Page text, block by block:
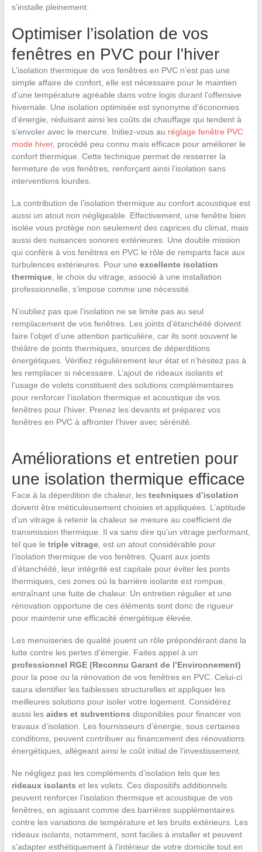
s’installe pleinement.
Optimiser l’isolation de vos
fenêtres en PVC pour l’hiver
L’isolation thermique de vos fenêtres en PVC n’est pas une
simple affaire de confort, elle est nécessaire pour le maintien
d’une température agréable dans votre logis durant l’offensive
hivernale. Une isolation optimisée est synonyme d’économies
d’énergie, réduisant ainsi les coûts de chauffage qui tendent à
s’envoler avec le mercure. Initiez-vous au réglage fenêtre PVC
mode hiver, procédé peu connu mais efficace pour améliorer le
confort thermique. Cette technique permet de resserrer la
fermeture de vos fenêtres, renforçant ainsi l’isolation sans
interventions lourdes.
La contribution de l’isolation thermique au confort acoustique est
aussi un atout non négligeable. Effectivement, une fenêtre bien
isolée vous protège non seulement des caprices du climat, mais
aussi des nuisances sonores extérieures. Une double mission
qui confère à vos fenêtres en PVC le rôle de remparts face aux
turbulences extérieures. Pour une excellente isolation
thermique, le choix du vitrage, associé à une installation
professionnelle, s’impose comme une nécessité.
N’oubliez pas que l’isolation ne se limite pas au seul
remplacement de vos fenêtres. Les joints d’étanchéité doivent
faire l’objet d’une attention particulière, car ils sont souvent le
théâtre de ponts thermiques, sources de déperditions
énergétiques. Vérifiez régulièrement leur état et n’hésitez pas à
les remplacer si nécessaire. L’ajout de rideaux isolants et
l’usage de volets constituent des solutions complémentaires
pour renforcer l’isolation thermique et acoustique de vos
fenêtres pour l’hiver. Prenez les devants et préparez vos
fenêtres en PVC à affronter l’hiver avec sérénité.
Améliorations et entretien pour
une isolation thermique efficace
Face à la déperdition de chaleur, les techniques d’isolation
doivent être méticuleusement choisies et appliquées. L’aptitude
d’un vitrage à retenir la chaleur se mesure au coefficient de
transmission thermique. Il va sans dire qu’un vitrage performant,
tel que le triple vitrage, est un atout considérable pour
l’isolation thermique de vos fenêtres. Quant aux joints
d’étanchéité, leur intégrité est capitale pour éviter les ponts
thermiques, ces zones où la barrière isolante est rompue,
entraînant une fuite de chaleur. Un entretien régulier et une
rénovation opportune de ces éléments sont donc de rigueur
pour maintenir une efficacité énergétique élevée.
Les menuiseries de qualité jouent un rôle prépondérant dans la
lutte contre les pertes d’énergie. Faites appel à un
professionnel RGE (Reconnu Garant de l’Environnement)
pour la pose ou la rénovation de vos fenêtres en PVC. Celui-ci
saura identifier les faiblesses structurelles et appliquer les
meilleures solutions pour isoler votre logement. Considérez
aussi les aides et subventions disponibles pour financer vos
travaux d’isolation. Les fournisseurs d’énergie, sous certaines
conditions, peuvent contribuer au financement des rénovations
énergétiques, allégeant ainsi le coût initial de l’investissement.
Ne négligez pas les compléments d’isolation tels que les
rideaux isolants et les volets. Ces dispositifs additionnels
peuvent renforcer l’isolation thermique et acoustique de vos
fenêtres, en agissant comme des barrières supplémentaires
contre les variations de température et les bruits extérieurs. Les
rideaux isolants, notamment, sont faciles à installer et peuvent
s’adapter esthétiquement à l’intérieur de votre domicile tout en